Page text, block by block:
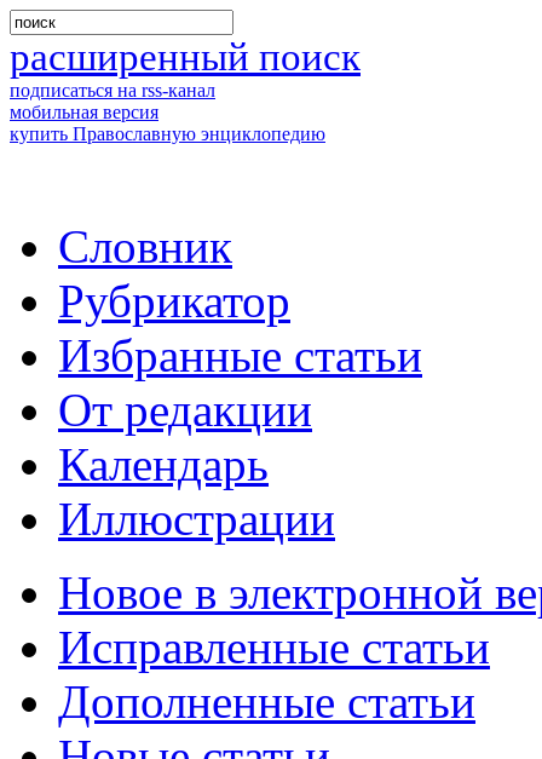
расширенный поиск
подписаться на rss-канал
мобильная версия
купить Православную энциклопедию
Словник
Рубрикатор
Избранные статьи
От редакции
Календарь
Иллюстрации
Новое в электронной
Исправленные статьи
Дополненные статьи